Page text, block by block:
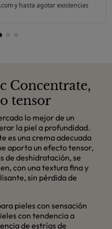
y hasta agotar existencias
Concentrate,
tensor
lo mejor de un
la piel a profundidad.
es una crema adecuada
aporta un efecto tensor,
de deshidratación, se
con una textura fina y
sin pérdida de
pieles con sensación
con tendencia a
de estrías de